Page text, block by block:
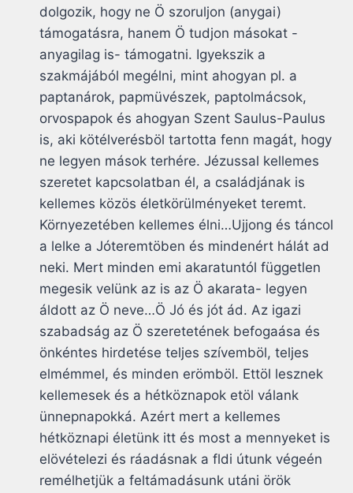
dolgozik, hogy ne Ö szoruljon (anygai)
támogatásra, hanem Ö tudjon másokat -
anyagilag is- támogatni. Igyekszik a
szakmájából megélni, mint ahogyan pl. a
paptanárok, papmüvészek, paptolmácsok,
orvospapok és ahogyan Szent Saulus-Paulus
is, aki kötélverésböl tartotta fenn magát, hogy
ne legyen mások terhére. Jézussal kellemes
szeretet kapcsolatban él, a családjának is
kellemes közös életkörülményeket teremt.
Környezetében kellemes élni…Ujjong és táncol
a lelke a Jóteremtöben és mindenért hálát ad
neki. Mert minden emi akaratuntól független
megesik velünk az is az Ö akarata- legyen
áldott az Ö neve…Ö Jó és jót ád. Az igazi
szabadság az Ö szeretetének befogaása és
önkéntes hirdetése teljes szívemböl, teljes
elmémmel, és minden erömböl. Ettöl lesznek
kellemesek és a hétköznapok etöl válank
ünnepnapokká. Azért mert a kellemes
hétköznapi életünk itt és most a mennyeket is
elövételezi és ráadásnak a fldi útunk végeén
remélhetjük a feltámadásunk utáni örök